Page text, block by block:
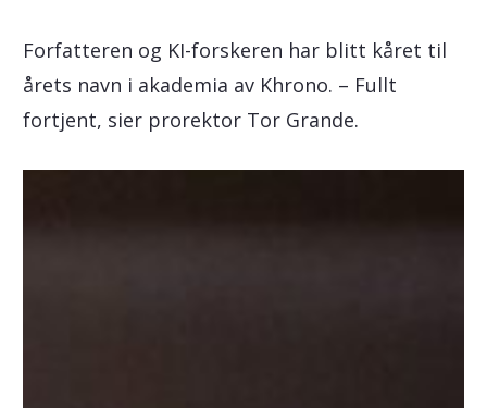
Forfatteren og KI-forskeren har blitt kåret til
årets navn i akademia av Khrono. – Fullt
fortjent, sier prorektor Tor Grande.